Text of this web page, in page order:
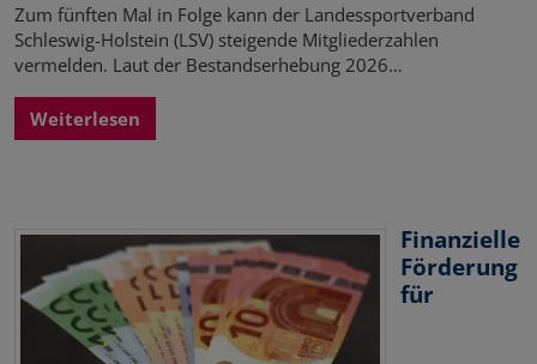
Zum fünften Mal in Folge kann der Landessportverband
Schleswig-Holstein (LSV) steigende Mitgliederzahlen
vermelden. Laut der Bestandserhebung 2026…
Weiterlesen
Finanzielle
Förderung
für